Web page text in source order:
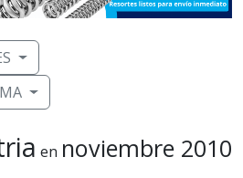
en noviembre 2010